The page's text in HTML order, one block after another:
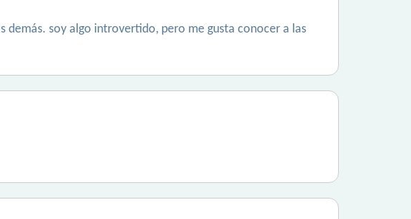
demás. soy algo introvertido, pero me gusta conocer a las